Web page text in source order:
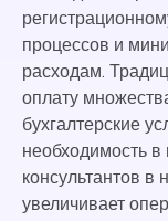
процессов и
расходам.
оплату
бухгалтерские
необходимость
консультантов в
увеличивает